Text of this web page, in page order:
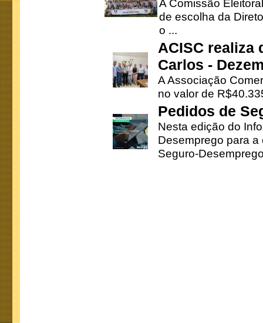
A Comissão
de escolha da
o ...
ACISC realiza
Carlos -
A Associação
no valor de
Pedidos de
Nesta edição do
Desemprego para
Seguro-